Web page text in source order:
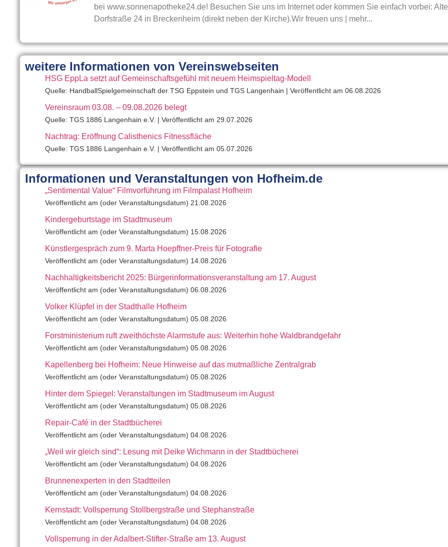
bei www.sonnenapotheke24.de! Besuchen Sie uns im Internet oder kommen Sie einfach vorbei: Alte
Dorfstraße 24 in Breckenheim (direkt neben der Kirche).Wir freuen uns | mehr...
weitere Informationen von Vereinswebseiten
HSG EppLa setzt auf Gemeinschaftsgefühl mit neuem Heimspieltag-Modell
Quelle: HandballSpielgemeinschaft der TSG Eppstein und TGS Langenhain Veröffentlicht am 06.08.2026
Vereinsraum 03.08. – 09.08.2026 belegt
Quelle: TGS 1886 Langenhain e.V. Veröffentlicht am 29.07.2026
Nachtrag: Eröffnung Calisthenics Fitnessfläche
Quelle: TGS 1886 Langenhain e.V. Veröffentlicht am 05.07.2026
Informationen und Veranstaltungen von Hofheim.de
„Sentimental Value“ Filmvorführung im Filmpalast Hofheim
Veröffentlicht am (oder Veranstaltungsdatum) 21.08.2026
Kindergeburtstage im Stadtmuseum
Veröffentlicht am (oder Veranstaltungsdatum) 15.08.2026
Künstlergespräch zum 9. Marta Hoepffner-Preis für Fotografie
Veröffentlicht am (oder Veranstaltungsdatum) 14.08.2026
Nachhaltigkeitsbericht 2025: Bürgerinformationsveranstaltung am 17. August
Veröffentlicht am (oder Veranstaltungsdatum) 06.08.2026
Volker Klüpfel in der Stadthalle Hofheim
Veröffentlicht am (oder Veranstaltungsdatum) 05.08.2026
Forstministerium ruft zweithöchste Alarmstufe aus: Weiterhin hohe Waldbrandgefahr
Veröffentlicht am (oder Veranstaltungsdatum) 05.08.2026
Kapellenberg bei Hofheim: Neue Hinweise auf das mutmaßliche Zentralgrab
Veröffentlicht am (oder Veranstaltungsdatum) 05.08.2026
Hinter dem Spiegel: Veranstaltungen im Stadtmuseum im August
Veröffentlicht am (oder Veranstaltungsdatum) 05.08.2026
Repair-Café in der Stadtbücherei
Veröffentlicht am (oder Veranstaltungsdatum) 04.08.2026
„Weil wir gleich sind“: Lesung mit Deike Wichmann in der Stadtbücherei
Veröffentlicht am (oder Veranstaltungsdatum) 04.08.2026
Brunnenexperten in den Stadtteilen
Veröffentlicht am (oder Veranstaltungsdatum) 04.08.2026
Kernstadt: Vollsperrung Stollbergstraße und Stephanstraße
Veröffentlicht am (oder Veranstaltungsdatum) 04.08.2026
Vollsperrung in der Adalbert-Stifter-Straße am 13. August